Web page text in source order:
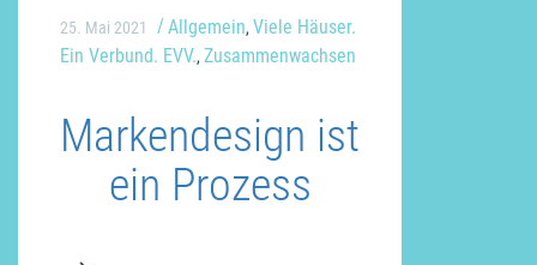
25. Mai 2021 Allgemein, Viele Häuser.
Ein Verbund. EVV., Zusammenwachsen
Markendesign ist
ein Prozess